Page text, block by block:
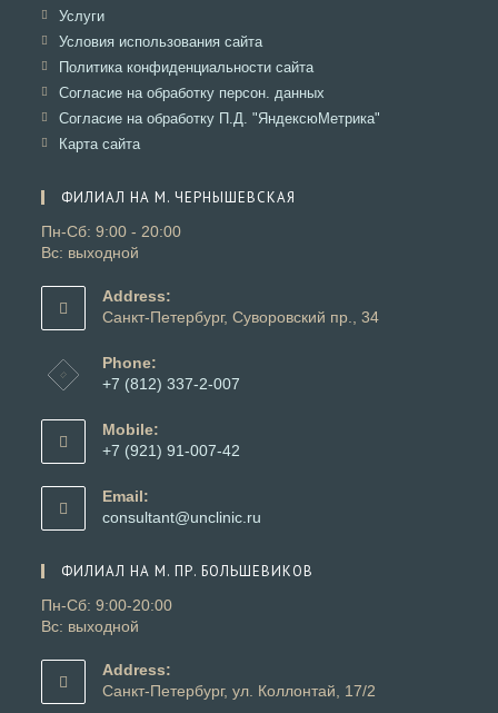
вкладке
УслугиОткроется
в
вкладке
Условия использования сайтаОткроется
в
вкладке
Политика конфиденциальности сайтаОткроется
в
вкладке
Согласие на обработку персон. данных
в
Согласие на обработку П.Д. "ЯндексюМетрика"
Карта сайтаОткроется
вкладке
ФИЛИАЛ НА М. ЧЕРНЫШЕВСКАЯ
Пн-Сб: 9:00 - 20:00
Вс: выходной
Address:
Санкт-Петербург, Суворовский пр., 34
Phone:
+7 (812) 337-2-007
в
вашем
Mobile:
+7 (921) 91-007-42
в
вашем
Email:
consultant@unclinic.ru
приложении
ФИЛИАЛ НА М. ПР. БОЛЬШЕВИКОВ
Пн-Сб: 9:00-20:00
Вс: выходной
Address:
Санкт-Петербург, ул. Коллонтай, 17/2